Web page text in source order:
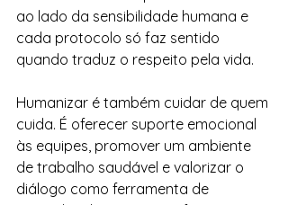
ao lado da sensibilidade humana e
cada protocolo só faz sentido
quando traduz o respeito pela vida.
Humanizar é também cuidar de quem
cuida. É oferecer suporte emocional
às equipes, promover um ambiente
de trabalho saudável e valorizar o
diálogo como ferramenta de